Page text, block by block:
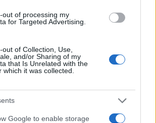
out of processing my
for Targeted Advertising.
of Collection, Use,
and/or Sharing of my
that Is Unrelated with the
which it was collected.
Google to enable storage